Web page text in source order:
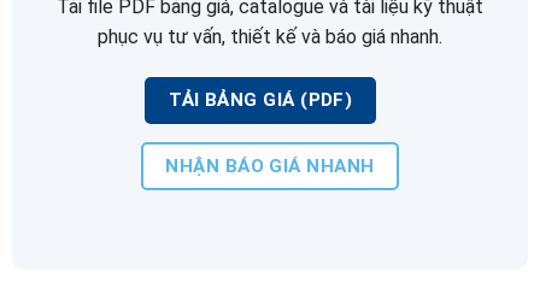
Tải file PDF bảng giá, catalogue và tài liệu kỹ thuật
phục vụ tư vấn, thiết kế và báo giá nhanh.
TẢI BẢNG GIÁ (PDF)
NHẬN BÁO GIÁ NHANH